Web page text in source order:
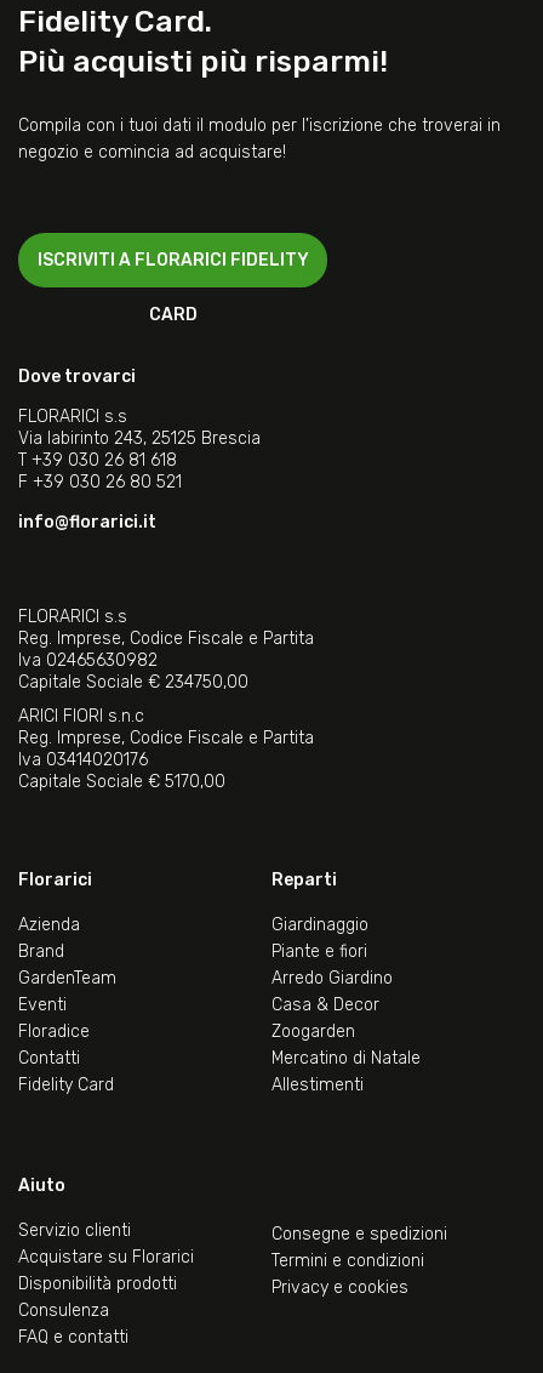
Fidelity Card.
Più acquisti più risparmi!
Compila con i tuoi dati il modulo per l’iscrizione che troverai in
negozio e comincia ad acquistare!
ISCRIVITI A FLORARICI FIDELITY
CARD
Dove trovarci
FLORARICI s.s
Via labirinto 243, 25125 Brescia
T +39 030 26 81 618
F +39 030 26 80 521
info@florarici.it
FLORARICI s.s
Reg. Imprese, Codice Fiscale e Partita
Iva 02465630982
Capitale Sociale € 234750,00
ARICI FIORI s.n.c
Reg. Imprese, Codice Fiscale e Partita
Iva 03414020176
Capitale Sociale € 5170,00
Florarici
Azienda
Brand
GardenTeam
Eventi
Floradice
Contatti
Fidelity Card
Reparti
Giardinaggio
Piante e fiori
Arredo Giardino
Casa & Decor
Zoogarden
Mercatino di Natale
Allestimenti
Aiuto
Servizio clienti
Acquistare su Florarici
Disponibilità prodotti
Consulenza
FAQ e contatti
Consegne e spedizioni
Termini e condizioni
Privacy e cookies